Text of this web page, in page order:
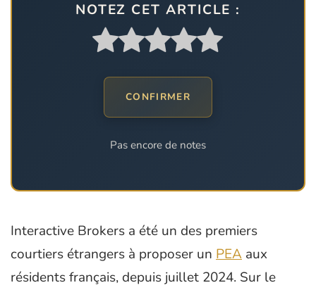
NOTEZ CET ARTICLE :
CONFIRMER
Pas encore de notes
Interactive Brokers a été un des premiers
courtiers étrangers à proposer un PEA aux
résidents français, depuis juillet 2024. Sur le